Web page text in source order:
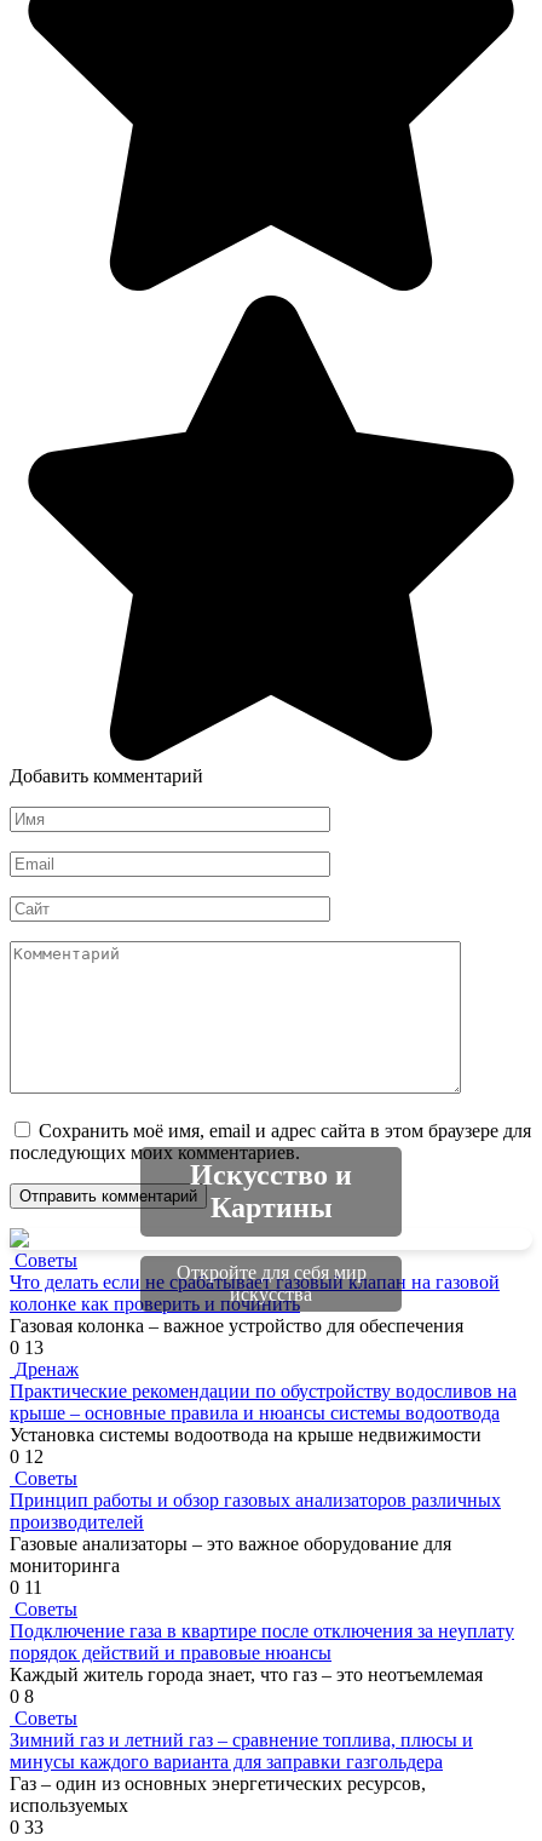
Добавить комментарий
Имя
*
Email
*
Сайт
Комментарий
Сохранить моё имя, email и адрес сайта в этом браузере для
последующих моих комментариев.
Искусство и
Картины
Откройте для себя мир
искусства
Советы
Что делать если не срабатывает газовый клапан на газовой
колонке как проверить и починить
Газовая колонка – важное устройство для обеспечения
0 13
Дренаж
Практические рекомендации по обустройству водосливов на
крыше – основные правила и нюансы системы водоотвода
Установка системы водоотвода на крыше недвижимости
0 12
Советы
Принцип работы и обзор газовых анализаторов различных
производителей
Газовые анализаторы – это важное оборудование для
мониторинга
0 11
Советы
Подключение газа в квартире после отключения за неуплату
порядок действий и правовые нюансы
Каждый житель города знает, что газ – это неотъемлемая
0 8
Советы
Зимний газ и летний газ – сравнение топлива, плюсы и
минусы каждого варианта для заправки газгольдера
Газ – один из основных энергетических ресурсов,
используемых
0 33